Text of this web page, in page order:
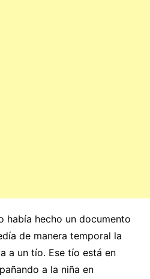
había hecho un documento
de manera temporal la
a un tío. Ese tío está en
a la niña en